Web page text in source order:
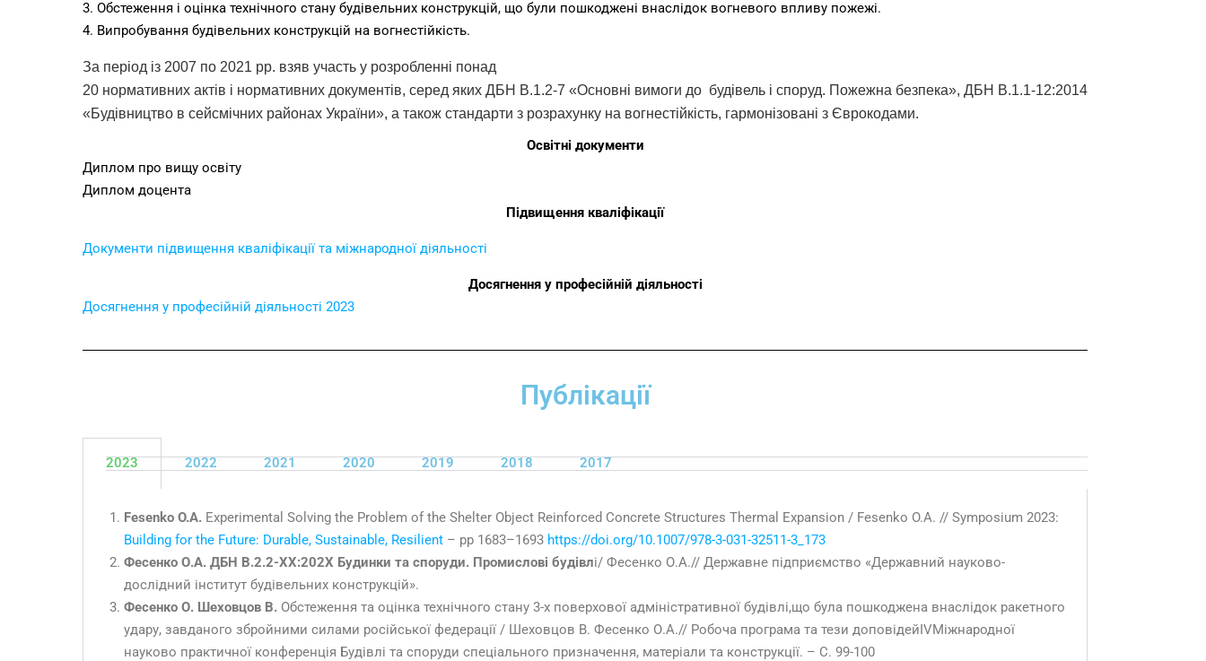
3. Обстеження і оцінка технічного стану будівельних конструкцій, що були пошкоджені внаслідок вогневого впливу пожежі.
4. Випробування будівельних конструкцій на вогнестійкість.
За період із 2007 по 2021 рр. взяв участь у розробленні понад
20 нормативних актів і нормативних документів, серед яких ДБН В.1.2-7 «Основні вимоги до будівель і споруд. Пожежна безпека», ДБН В.1.1-12:2014
«Будівництво в сейсмічних районах України», а також стандарти з розрахунку на вогнестійкість, гармонізовані з Єврокодами.
Освітні документи
Диплом про вищу освіту
Диплом доцента
Підвищення кваліфікації
Документи підвищення кваліфікації та міжнародної діяльності
Досягнення у професійній діяльності
Досягнення у професійній діяльності 2023
Публікації
2023 2022 2021 2020 2019 2018 2017
Fesenko O.A. Experimental Solving the Problem of the Shelter Object Reinforced Concrete Structures Thermal Expansion / Fesenko O.A. // Symposium 2023:
Building for the Future: Durable, Sustainable, Resilient – pp 1683–1693 https://doi.org/10.1007/978-3-031-32511-3_173
Фесенко О.А. ДБН В.2.2-ХХ:202Х Будинки та споруди. Промислові будівлі/ Фесенко О.А.// Державне підприємство «Державний науково-
дослідний інститут будівельних конструкцій».
Фесенко О. Шеховцов В. Обстеження та оцінка технічного стану 3-х поверхової адміністративної будівлі,що була пошкоджена внаслідок ракетного
удару, завданого збройними силами російської федерації / Шеховцов В. Фесенко О.А.// Робоча програма та тези доповідейIVМіжнародної
науково практичної конференція Будівлі та споруди спеціального призначення, матеріали та конструкції. – С. 99-100